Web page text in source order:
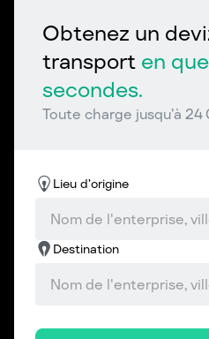
Obtenez un
transport en
secondes.
Toute charge jusqu’à
Lieu d’origine
Destination